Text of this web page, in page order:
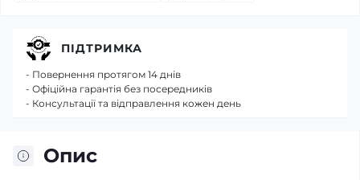
Опис
ПІДТРИМКА
- Повернення протягом 14 днів
- Офіційна гарантія без посередників
- Консультації та відправлення кожен день